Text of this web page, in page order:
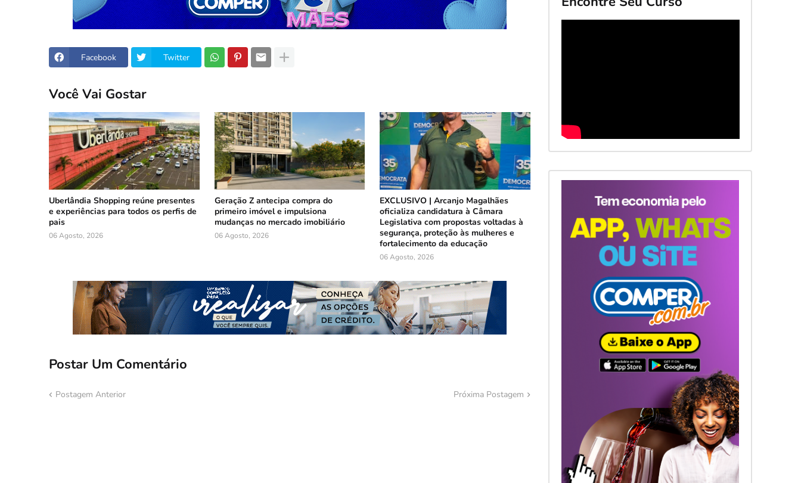
Facebook Twitter
Você Vai Gostar
Uberlândia Shopping reúne presentes
e experiências para todos os perfis de
pais
06 Agosto, 2026
Geração Z antecipa compra do
primeiro imóvel e impulsiona
mudanças no mercado imobiliário
06 Agosto, 2026
EXCLUSIVO | Arcanjo Magalhães
oficializa candidatura à Câmara
Legislativa com propostas voltadas à
segurança, proteção às mulheres e
fortalecimento da educação
06 Agosto, 2026
Postar Um Comentário
Postagem Anterior Próxima Postagem